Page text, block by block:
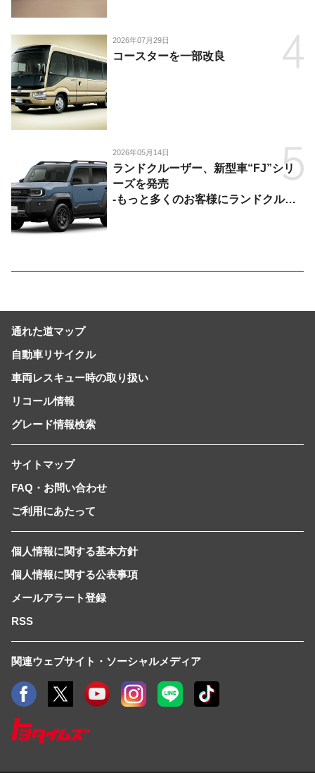
2026年07月29日
コースターを一部改良
2026年05月14日
ランドクルーザー、新型車“FJ”シリ
ーズを発売
-もっと多くのお客様にランドクルー
通れた道マップ
自動車リサイクル
車両レスキュー時の取り扱い
リコール情報
グレード情報検索
サイトマップ
FAQ・お問い合わせ
ご利用にあたって
個人情報に関する基本方針
個人情報に関する公表事項
メールアラート登録
RSS
関連ウェブサイト・ソーシャルメディア